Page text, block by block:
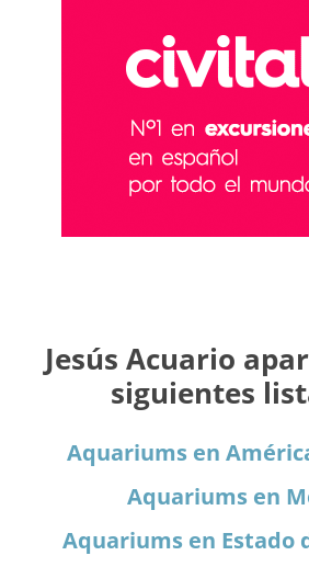
Jesús Acuario
siguientes
Aquariums en
Aquariums en
Aquariums en Estado